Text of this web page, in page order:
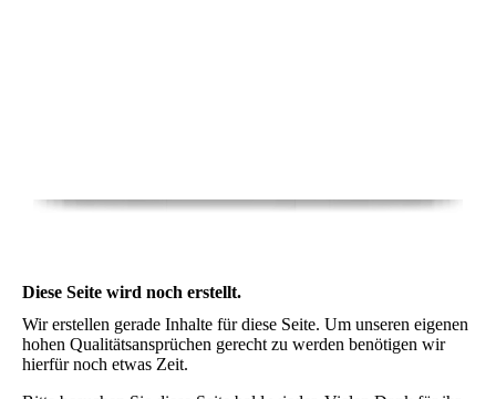
Diese Seite wird noch erstellt.
Wir erstellen gerade Inhalte für diese Seite. Um unseren eigenen
hohen Qualitätsansprüchen gerecht zu werden benötigen wir
hierfür noch etwas Zeit.